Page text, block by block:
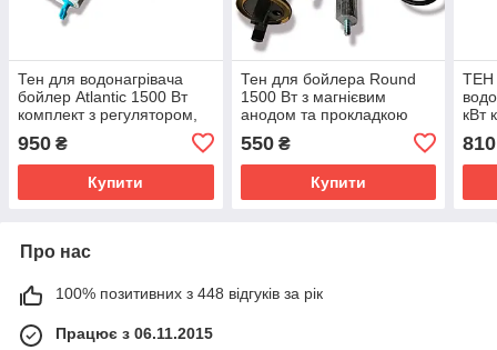
Тен для водонагрівача
бойлер Atlantic 1500 Вт
комплект з регулятором,
анодом та прокладками
950 ₴
Купити
Тен для бойлера Round
1500 Вт з магнієвим
анодом та прокладкою
550₴
Купити
ТЕН
кВт
810
Про нас
100% позитивних з 448 відгуків за рік
Працює з 06.11.2015